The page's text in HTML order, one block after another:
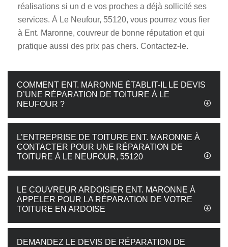
réalisations si un d e vos proches a déjà sollicité ses
services. À Le Neufour, 55120, vous pourrez vous fier
à Ent. Maronne, couvreur de bonne réputation et qui
pratique aussi des prix pas chers. Contactez-le.
COMMENT ENT. MARONNE ÉTABLIT-IL LE DEVIS
D’UNE RÉPARATION DE TOITURE À LE
NEUFOUR ?
L’ENTREPRISE DE TOITURE ENT. MARONNE À
CONTACTER POUR UNE RÉPARATION DE
TOITURE À LE NEUFOUR, 55120
LE COUVREUR ARDOISIER ENT. MARONNE À
APPELER POUR LA RÉPARATION DE VOTRE
TOITURE EN ARDOISE
DEMANDEZ LE DEVIS DE RÉPARATION DE